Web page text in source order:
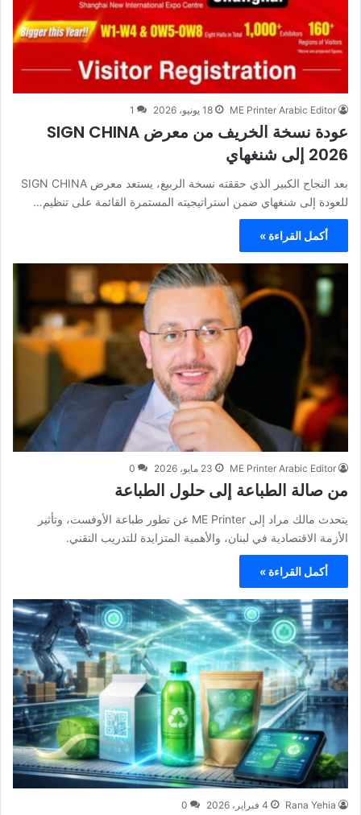
ME Printer Arabic Editor 18 يونيو، 2026 1
عودة نسخة الخريف من معرض SIGN CHINA
2026 إلى شنغهاي
بعد النجاح الكبير الذي حققته نسخة الربيع، يستعد معرض SIGN CHINA
للعودة إلى شنغهاي ضمن استراتيجيته المستمرة القائمة على تنظيم…
أكمل القراءة »
ME Printer Arabic Editor 23 مايو، 2026 0
من صالة الطباعة إلى حلول الطباعة
يتحدث مالك مراد إلى ME Printer عن تطور طباعة الأوفست، وتأثير
الأزمة الاقتصادية في لبنان، والأهمية المتزايدة للتدريب التقني.
أكمل القراءة »
Rana Yehia 4 فبراير، 2026 0